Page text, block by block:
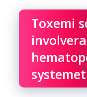
Toxemi
systemet